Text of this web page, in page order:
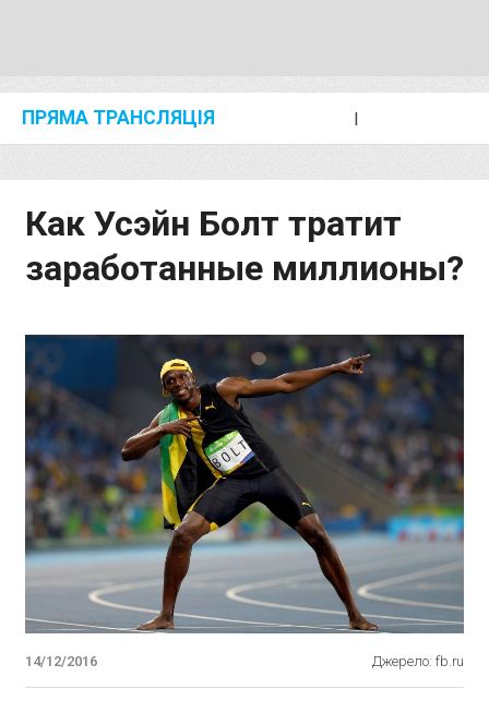
ПРЯМА ТРАНСЛЯЦІЯ I
Как Усэйн Болт тратит
заработанные миллионы?
14/12/2016 Джерело: fb.ru